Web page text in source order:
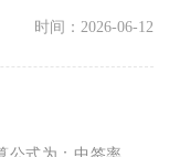
时间：2026-06-12